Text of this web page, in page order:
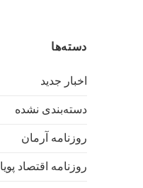
دسته‌ها
اخبار جدید
دسته‌بندی نشده
روزنامه آرمان
روزنامه اقتصاد پویا